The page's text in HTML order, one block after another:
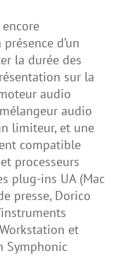
d’un
la durée des
sur la
audio
audio
limiteur, et une
compatible
processeurs
plug-ins UA (Mac
presse, Dorico
et
Symphonic